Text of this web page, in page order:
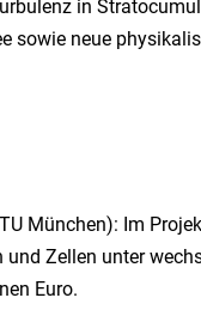
in
sowie neue
München): Im
Zellen unter
Euro.